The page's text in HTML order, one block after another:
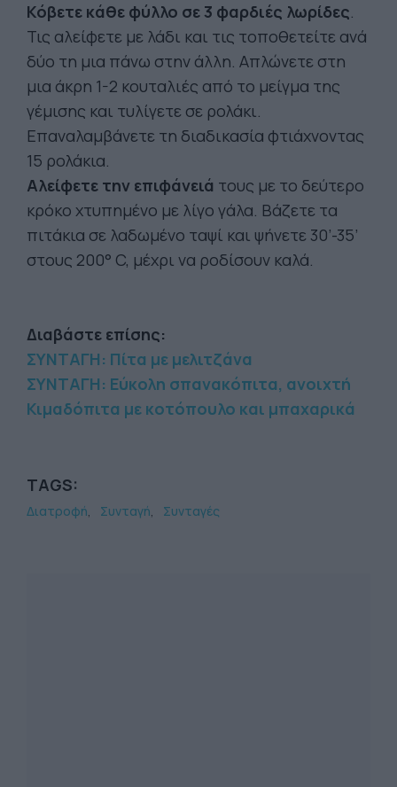
Κόβετε κάθε φύλλο σε 3 φαρδιές λωρίδες.
Τις αλείφετε με λάδι και τις τοποθετείτε ανά
δύο τη μια πάνω στην άλλη. Απλώνετε στη
μια άκρη 1-2 κουταλιές από το μείγμα της
γέμισης και τυλίγετε σε ρολάκι.
Επαναλαμβάνετε τη διαδικασία φτιάχνοντας
15 ρολάκια.
Αλείφετε την επιφάνειά τους με το δεύτερο
κρόκο χτυπημένο με λίγο γάλα. Βάζετε τα
πιτάκια σε λαδωμένο ταψί και ψήνετε 30’-35’
στους 200° C, μέχρι να ροδίσουν καλά.
Διαβάστε επίσης:
ΣΥΝΤΑΓΗ: Πίτα με μελιτζάνα
ΣΥΝΤΑΓΗ: Εύκολη σπανακόπιτα, ανοιχτή
Κιμαδόπιτα με κοτόπουλο και μπαχαρικά
TAGS:
Διατροφή Συνταγή Συνταγές